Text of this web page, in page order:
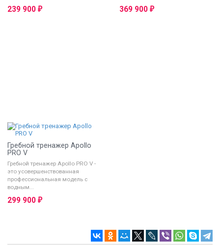
239 900 ₽ 369 900 ₽
Гребной тренажер Apollo
PRO V
Гребной тренажер Apollo PRO V -
это усовершенствованная
профессиональная модель с
водным...
299 900 ₽